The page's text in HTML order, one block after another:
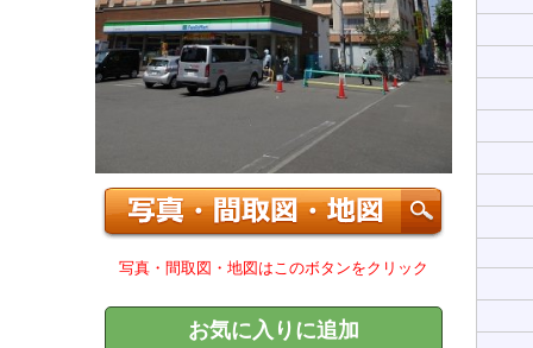
写真・間取図・地図はこのボタンをクリック
お気に入りに追加